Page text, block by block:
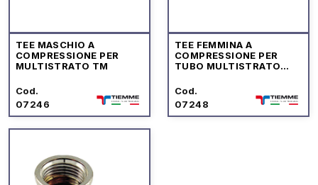
TEE MASCHIO A
COMPRESSIONE PER
MULTISTRATO TM
Cod.
07246
TEE FEMMINA A
COMPRESSIONE PER
TUBO MULTISTRATO
Cod.
07248